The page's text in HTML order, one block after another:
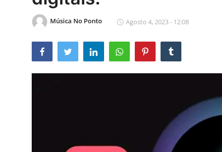
Música No Ponto Agosto 4, 2023 - 12:08